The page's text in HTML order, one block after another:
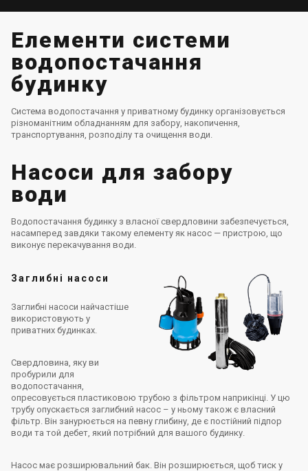
Елементи системи
водопостачання
будинку
Система водопостачання у приватному будинку організовується
різноманітним обладнанням для забору, накопичення,
транспортування, розподілу та очищення води.
Насоси для забору
води
Водопостачання будинку з власної свердловини забезпечується,
насамперед завдяки такому елементу як насос — пристрою, що
виконує перекачування води.
Заглибні насоси
Заглибні насоси найчастіше
використовують у
приватних будинках.
Свердловина, яку ви
пробурили для
водопостачання,
опресовується пластиковою трубою з фільтром наприкінці. У цю
трубу опускається заглибний насос – у ньому також є власний
фільтр. Він занурюється на певну глибину, де є постійний підпор
води та той дебет, який потрібний для вашого будинку.
Насос має розширювальний бак. Він розширюється, щоб тиск у